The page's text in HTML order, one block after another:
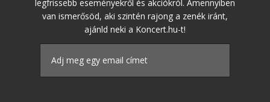
legfrissebb eseményekről és akciókról. Amennyiben
van ismerősöd, aki szintén rajong a zenék iránt,
ajánld neki a Koncert.hu-t!